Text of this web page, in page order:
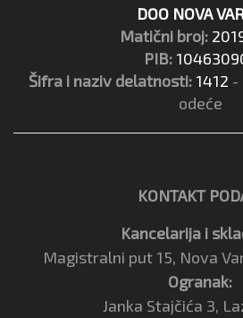
DOO NOVA
Matični broj:
PIB:
Šifra i naziv delatnosti: 1412 -
odeće
KONTAKT
Kancelarija i
Magistralni put 15, Nova
Ogranak:
Janka Stajčića 3,